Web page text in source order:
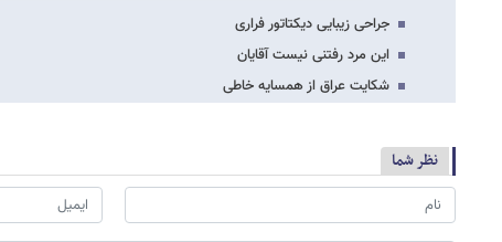
جراحی زیبایی دیکتاتور فراری
این مرد رفتنی نیست آقایان
شکایت عراق از همسایه خاطی
نظر شما